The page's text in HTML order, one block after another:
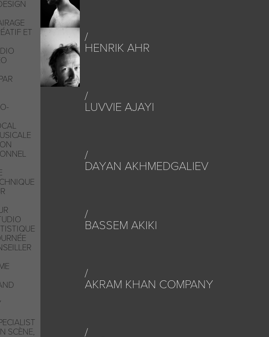
ET
SCÈNE,
HENRIK AHR
LUVVIE AJAYI
DAYAN AKHMEDGALIEV
BASSEM AKIKI
AKRAM KHAN COMPANY